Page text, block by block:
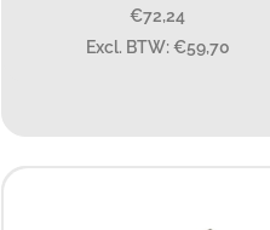
€72,24
Excl. BTW: €59,70